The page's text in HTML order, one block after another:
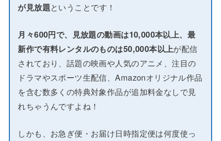
が見放題ということです！
月々600円で、見放題の動画は10,000本以上、最
新作で有料レンタルのものは50,000本以上が配信
されており、話題の映画や人気のアニメ、注目の
ドラマやスポーツ生配信、Amazonオリジナル作品
を含む数多くの特典対象作品が追加料金なしで見
れちゃうんですよね！
しかも、お急ぎ便・お届け日時指定便は何度使っ